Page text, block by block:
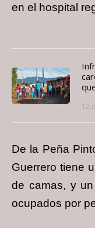
en el hospital
12
De la Peña
Guerrero tiene
de camas, y
ocupados por